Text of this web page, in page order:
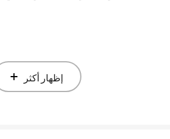
إظهار أكثر